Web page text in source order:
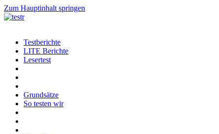
Zum Hauptinhalt springen
Testberichte
LITE Berichte
Lesertest
Grundsätze
So testen wir